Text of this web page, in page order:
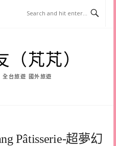
芃芃）
全台旅遊 國外旅遊
Pâtisserie-超夢幻